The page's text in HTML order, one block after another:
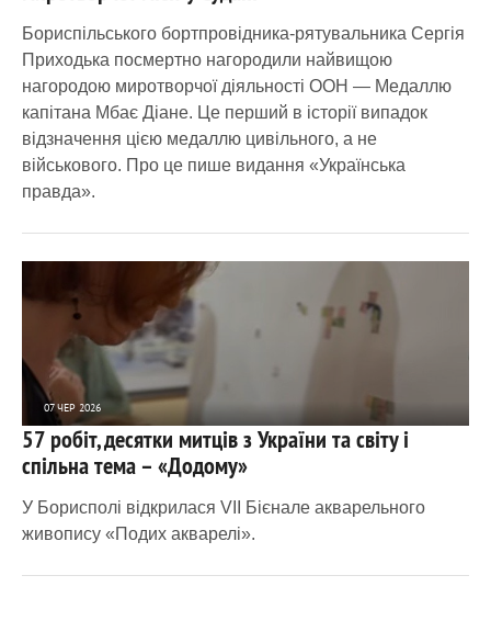
Бориспільського бортпровідника-рятувальника Сергія
Приходька посмертно нагородили найвищою
нагородою миротворчої діяльності ООН — Медаллю
капітана Мбає Діане. Це перший в історії випадок
відзначення цією медаллю цивільного, а не
військового. Про це пише видання «Українська
правда».
07 ЧЕР 2026
1 246 0
57 робіт, десятки митців з України та світу і
спільна тема – «Додому»
У Борисполі відкрилася VII Бієнале акварельного
живопису «Подих акварелі».